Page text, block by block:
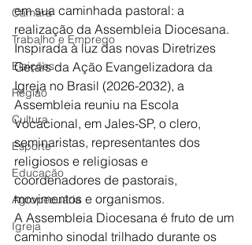
Câmara
Trabalho e Emprego
Eleições
Região
Cultura
Esporte
Educação
Agropecuária
Igreja
em sua caminhada pastoral: a
realização da Assembleia Diocesana.
Inspirada à luz das novas Diretrizes
Gerais da Ação Evangelizadora da
Igreja no Brasil (2026-2032), a
Assembleia reuniu na Escola
Vocacional, em Jales-SP, o clero,
seminaristas, representantes dos
religiosos e religiosas e
coordenadores de pastorais,
movimentos e organismos.
A Assembleia Diocesana é fruto de um
caminho sinodal trilhado durante os